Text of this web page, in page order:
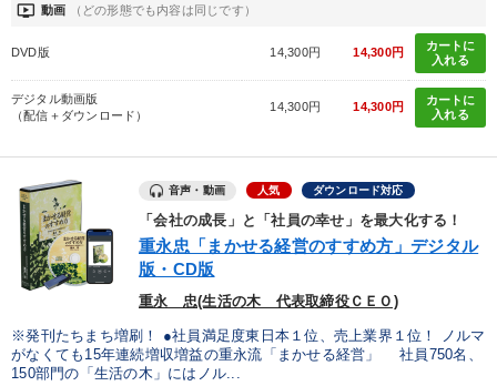
ondemand_video 動画 （どの形態でも内容は同じです）
DVD版 14,300円 14,300円
カートに
入れる
デジタル動画版
（配信＋ダウンロード）
14,300円 14,300円
カートに
入れる
音声・動画 人気 ダウンロード対応
「会社の成長」と「社員の幸せ」を最大化する！
重永忠「まかせる経営のすすめ方」デジタル
版・CD版
重永 忠(生活の木 代表取締役ＣＥＯ)
※発刊たちまち増刷！ ●社員満足度東日本１位、売上業界１位！ ノルマ
がなくても15年連続増収増益の重永流「まかせる経営」 社員750名、
150部門の「生活の木」にはノル...